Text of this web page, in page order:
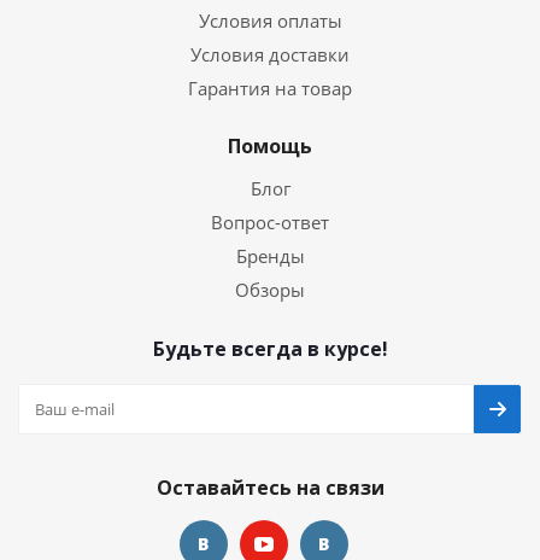
Условия оплаты
Условия доставки
Гарантия на товар
Помощь
Блог
Вопрос-ответ
Бренды
Обзоры
Будьте всегда в курсе!
Оставайтесь на связи